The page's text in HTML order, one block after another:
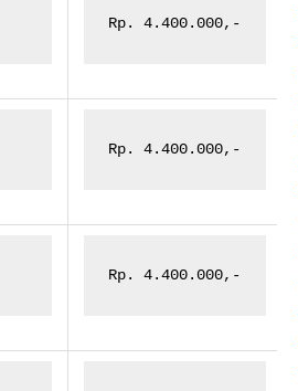
Rp. 4.400.000,-
Rp. 4.400.000,-
Rp. 4.400.000,-